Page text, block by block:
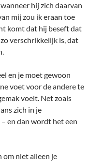
hij zich daarvan
mij zou ik eraan toe
komt dat hij beseft dat
verschrikkelijk is, dat
en je moet gewoon
voet voor de andere te
voelt. Net zoals
zich in je
en dan wordt het een
om niet alleen je